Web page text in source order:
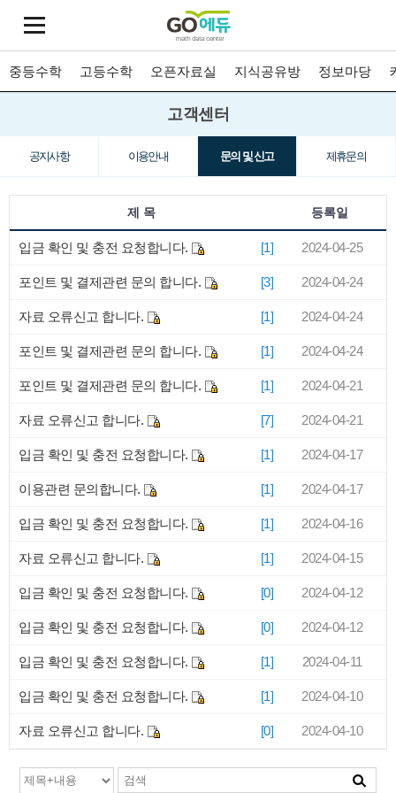
중등수학 고등수학 오픈자료실 지식공유방 정보마당
고객센터
공지사항 이용안내 문의 및 신고 제휴문의
제 목 등록일
입금 확인 및 충전 요청합니다. [1] 2024-04-25
포인트 및 결제관련 문의 합니다. [3] 2024-04-24
자료 오류신고 합니다. [1] 2024-04-24
포인트 및 결제관련 문의 합니다. [1] 2024-04-24
포인트 및 결제관련 문의 합니다. [1] 2024-04-21
자료 오류신고 합니다. [7] 2024-04-21
입금 확인 및 충전 요청합니다. [1] 2024-04-17
이용관련 문의합니다. [1] 2024-04-17
입금 확인 및 충전 요청합니다. [1] 2024-04-16
자료 오류신고 합니다. [1] 2024-04-15
입금 확인 및 충전 요청합니다. [0] 2024-04-12
입금 확인 및 충전 요청합니다. [0] 2024-04-12
입금 확인 및 충전 요청합니다. [1] 2024-04-11
입금 확인 및 충전 요청합니다. [1] 2024-04-10
자료 오류신고 합니다. [0] 2024-04-10